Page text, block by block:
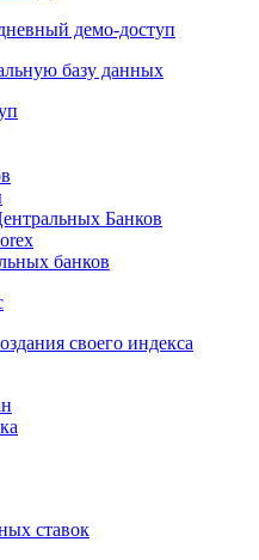
демо-доступ
базу данных
Банков
банков
своего индекса
ставок